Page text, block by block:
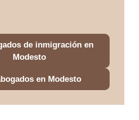
de inmigración en
Modesto
en Modesto